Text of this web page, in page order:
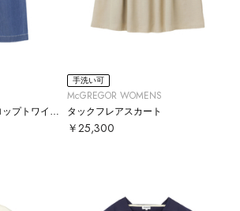
手洗い可
McGREGOR WOMENS
タックフレアスカート
￥25,300